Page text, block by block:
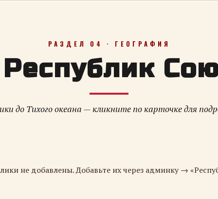
РАЗДЕЛ 04 · ГЕОГРАФИЯ
Республик
до Тихого океана — кликните по карточке для
не добавлены. Добавьте их через админку →